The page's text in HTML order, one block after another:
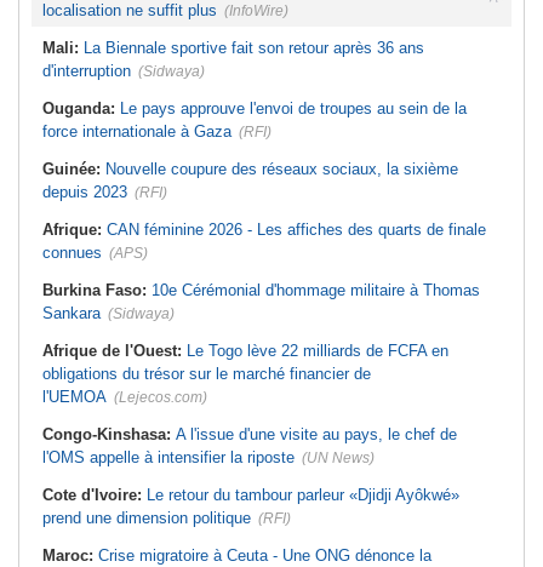
localisation ne suffit plus (InfoWire)
Mali: La Biennale sportive fait son retour après 36 ans
d'interruption (Sidwaya)
Ouganda: Le pays approuve l'envoi de troupes au sein de la
force internationale à Gaza (RFI)
Guinée: Nouvelle coupure des réseaux sociaux, la sixième
depuis 2023 (RFI)
Afrique: CAN féminine 2026 - Les affiches des quarts de finale
connues (APS)
Burkina Faso: 10e Cérémonial d'hommage militaire à Thomas
Sankara (Sidwaya)
Afrique de l'Ouest: Le Togo lève 22 milliards de FCFA en
obligations du trésor sur le marché financier de
l'UEMOA (Lejecos.com)
Congo-Kinshasa: A l'issue d'une visite au pays, le chef de
l'OMS appelle à intensifier la riposte (UN News)
Cote d'Ivoire: Le retour du tambour parleur «Djidji Ayôkwé»
prend une dimension politique (RFI)
Maroc: Crise migratoire à Ceuta - Une ONG dénonce la